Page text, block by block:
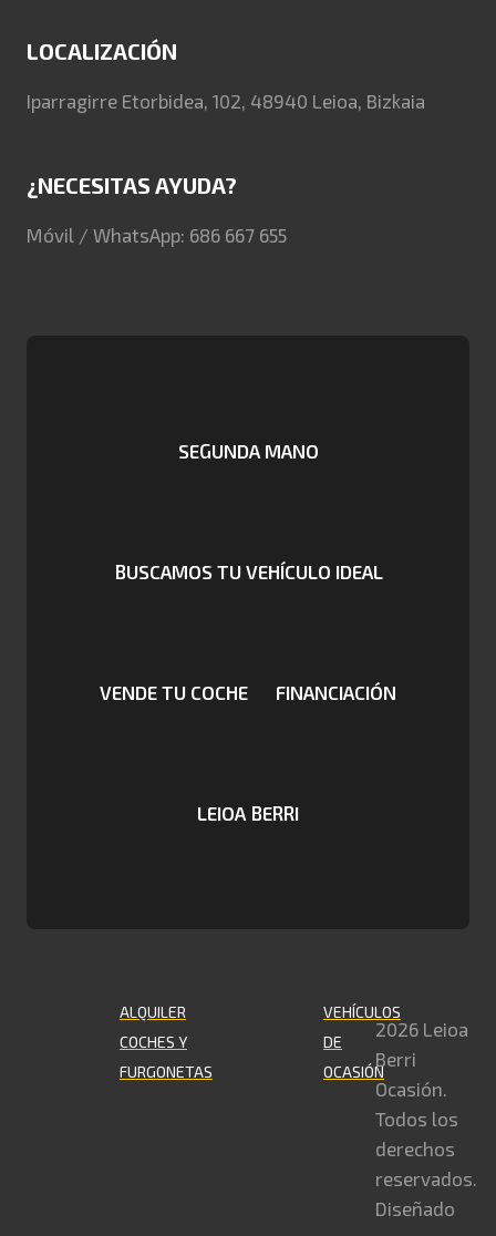
LOCALIZACIÓN
Iparragirre Etorbidea, 102, 48940 Leioa, Bizkaia
¿NECESITAS AYUDA?
Móvil / WhatsApp: 686 667 655
SEGUNDA MANO
BUSCAMOS TU VEHÍCULO IDEAL
VENDE TU COCHE FINANCIACIÓN
LEIOA BERRI
ALQUILER
COCHES Y
FURGONETAS
VEHÍCULOS
DE
OCASIÓN
2026 Leioa
Berri
Ocasión.
Todos los
derechos
reservados.
Diseñado